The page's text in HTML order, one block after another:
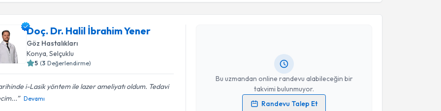
Doç. Dr. Halil İbrahim Yener
Göz Hastalıkları
Konya , Selçuklu
5 (3 Değerlendirme)
i-Lasik yöntem ile lazer ameliyatı oldum. Tedavi
Devamı
Bu uzmandan online randevu alabileceğin bir
takvimi bulunmuyor.
Randevu Talep Et
Doç. Dr. Halil İbrahim Yener